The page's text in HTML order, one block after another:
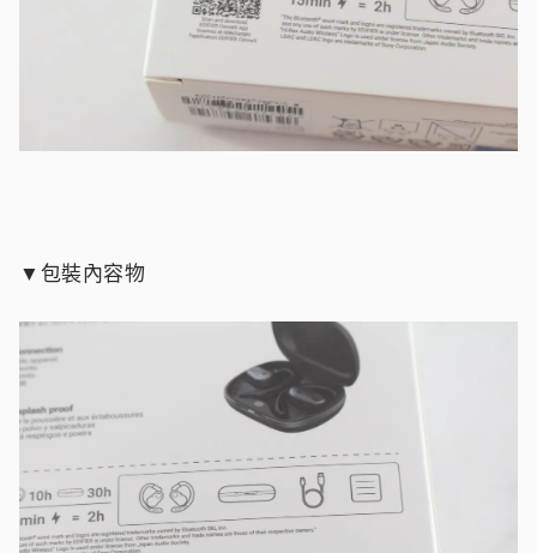
▼包裝內容物